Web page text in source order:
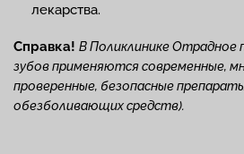
лекарства.
Справка! В Поликлинике Отрадное
зубов применяются современные,
проверенные, безопасные
обезболивающих средств).